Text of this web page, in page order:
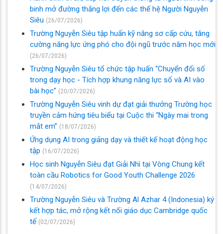
binh mở đường thắng lợi đến các thế hệ Người Nguyễn
Siêu (26/07/2026)
Trường Nguyễn Siêu tập huấn kỹ năng sơ cấp cứu, tăng
cường năng lực ứng phó cho đội ngũ trước năm học mới
(26/07/2026)
Trường Nguyễn Siêu tổ chức tập huấn “Chuyển đổi số
trong dạy học - Tích hợp khung năng lực số và AI vào
bài học” (20/07/2026)
Trường Nguyễn Siêu vinh dự đạt giải thưởng Trường học
truyền cảm hứng tiêu biểu tại Cuộc thi “Ngày mai trong
mắt em” (18/07/2026)
Ứng dụng AI trong giảng dạy và thiết kế hoạt động học
tập (16/07/2026)
Học sinh Nguyễn Siêu đạt Giải Nhì tại Vòng Chung kết
toàn cầu Robotics for Good Youth Challenge 2026
(14/07/2026)
Trường Nguyễn Siêu và Trường Al Azhar 4 (Indonesia) ký
kết hợp tác, mở rộng kết nối giáo dục Cambridge quốc
tế (02/07/2026)